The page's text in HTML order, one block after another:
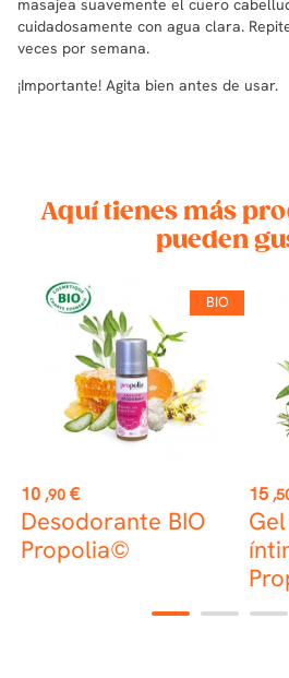
cuidadosamente con agua clara.
veces por semana.
¡Importante! Agita bien antes de usar.
Aquí tienes más
pueden
BIO
Precio
10 ,90 €
Desodorante BIO
Propolia©
15
1 2 3